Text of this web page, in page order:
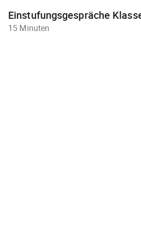
Einstufungsgespräche
15 Minuten